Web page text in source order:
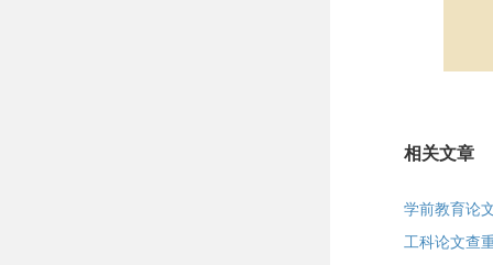
相关文章
学前教育论
工科论文查